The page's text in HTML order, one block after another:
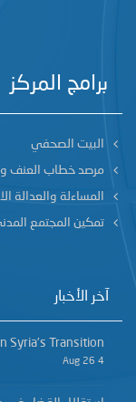
برامج المركز
البيت الصحفي
مرصد خطاب العنف
المساءلة والعدالة
تمكين المجتمع
آخر الأخبار
Syria’s Transition
4 Aug 26